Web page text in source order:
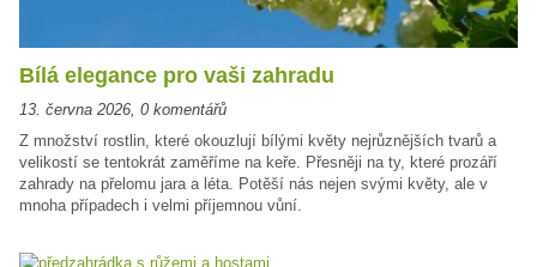
Bílá elegance pro vaši zahradu
13. června 2026 0 komentářů
Z množství rostlin, které okouzlují bílými květy nejrůznějších tvarů a
velikostí se tentokrát zaměříme na keře. Přesněji na ty, které prozáří
zahrady na přelomu jara a léta. Potěší nás nejen svými květy, ale v
mnoha případech i velmi příjemnou vůní.